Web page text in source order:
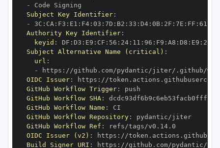
-
Subject Key Identifier:
-
3C : CA : F3 : E1 : F4: 03 : 7D : B2 : 33 : D4: 0B: 2F : 7E : FF : 61
Authority Key Identifier:
keyid : DF : D3 : E9 : CF : 56 : 24: 11 : 96 : F9 : A8 : D8 : E9 : 28
Subject Alternative Name (critical) :
url :
-
https :
OIDC Issuer: https :
GitHub Workflow Trigger:
GitHub Workflow SHA:
GitHub Workflow Name :
GitHub Workflow Repository:
pydantic/jiter
GitHub Workflow Ref :
OIDC Issuer (v2) : https :
Build Signer URI : https :